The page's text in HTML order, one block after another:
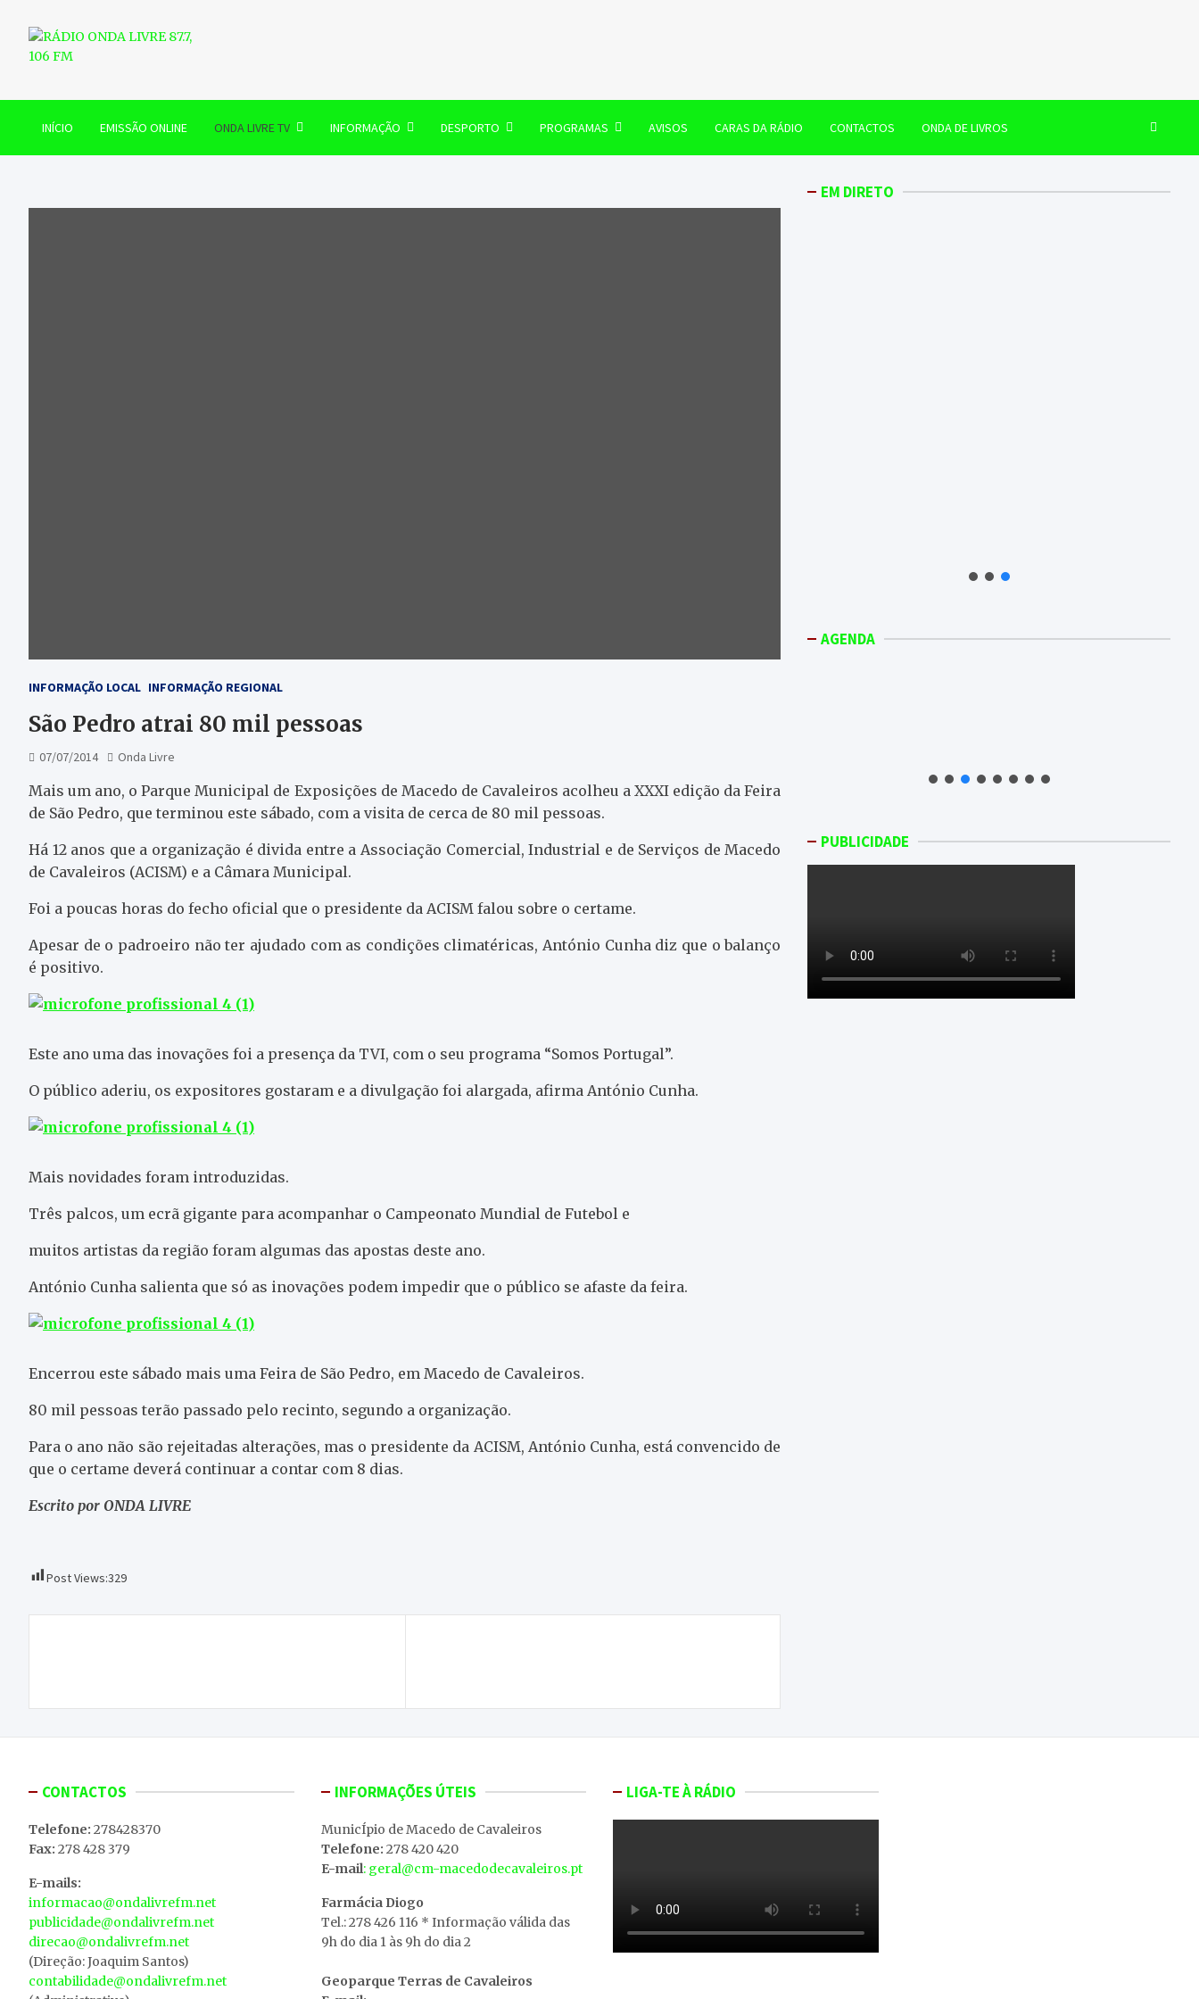
content
RÁDIO ONDA LIVRE 87.7, 106 FM
INÍCIO EMISSÃO ONLINE ONDA LIVRE TV INFORMAÇÃO DESPORTO PROGRAMAS AVISOS CARAS DA RÁDIO CONTACTOS ONDA DE LIVROS
INFORMAÇÃO LOCAL INFORMAÇÃO REGIONAL
São Pedro atrai 80 mil pessoas
07/07/2014 Onda Livre
Mais um ano, o Parque Municipal de Exposições de Macedo de Cavaleiros acolheu a XXXI edição da Feira
de São Pedro, que terminou este sábado, com a visita de cerca de 80 mil pessoas.
Há 12 anos que a organização é divida entre a Associação Comercial, Industrial e de Serviços de Macedo
de Cavaleiros (ACISM) e a Câmara Municipal.
Foi a poucas horas do fecho oficial que o presidente da ACISM falou sobre o certame.
Apesar de o padroeiro não ter ajudado com as condições climatéricas, António Cunha diz que o balanço
é positivo.
Este ano uma das inovações foi a presença da TVI, com o seu programa “Somos Portugal”.
O público aderiu, os expositores gostaram e a divulgação foi alargada, afirma António Cunha.
Mais novidades foram introduzidas.
Três palcos, um ecrã gigante para acompanhar o Campeonato Mundial de Futebol e
muitos artistas da região foram algumas das apostas deste ano.
António Cunha salienta que só as inovações podem impedir que o público se afaste da feira.
Encerrou este sábado mais uma Feira de São Pedro, em Macedo de Cavaleiros.
80 mil pessoas terão passado pelo recinto, segundo a organização.
Para o ano não são rejeitadas alterações, mas o presidente da ACISM, António Cunha, está convencido de
que o certame deverá continuar a contar com 8 dias.
Escrito por ONDA LIVRE
Post Views:329
artigos
EM DIRETO
AGENDA
PUBLICIDADE
CONTACTOS
Telefone: 278428370
Fax: 278 428 379
E-mails:
informacao@ondalivrefm.net
publicidade@ondalivrefm.net
direcao@ondalivrefm.net
(Direção: Joaquim Santos)
contabilidade@ondalivrefm.net
INFORMAÇÕES ÚTEIS
MunicÍpio de Macedo de Cavaleiros
Telefone: 278 420 420
E-mail: geral@cm-macedodecavaleiros.pt
Farmácia Diogo
Tel.: 278 426 116 * Informação válida das
9h do dia 1 às 9h do dia 2
Geoparque Terras de Cavaleiros
LIGA-TE À RÁDIO